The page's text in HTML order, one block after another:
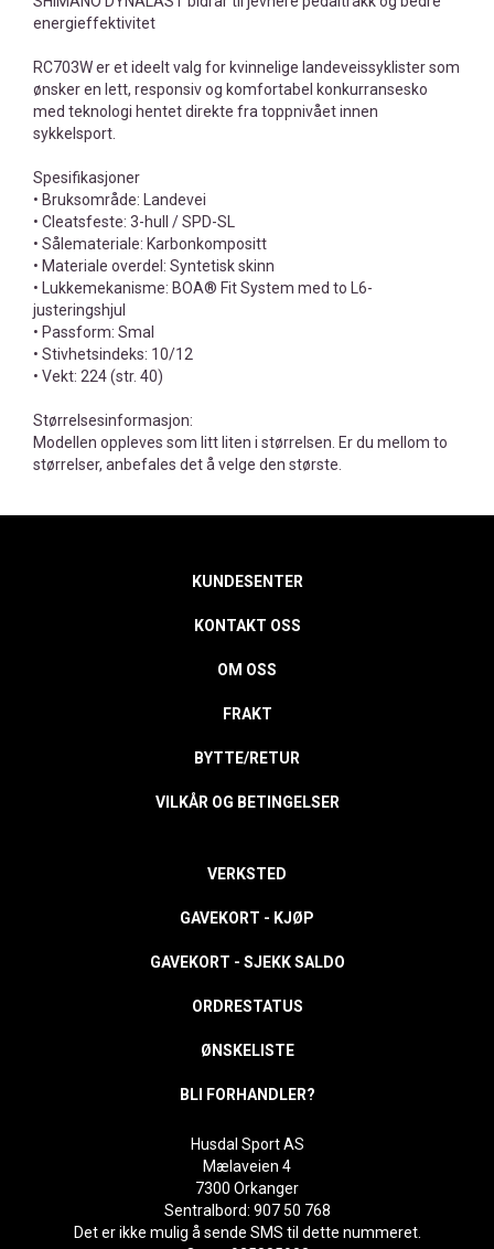
energieffektivitet
RC703W er et ideelt valg for kvinnelige landeveissyklister som
ønsker en lett, responsiv og komfortabel konkurransesko
med teknologi hentet direkte fra toppnivået innen
sykkelsport.
Spesifikasjoner
• Bruksområde: Landevei
• Cleatsfeste: 3-hull / SPD-SL
• Sålemateriale: Karbonkompositt
• Materiale overdel: Syntetisk skinn
• Lukkemekanisme: BOA® Fit System med to L6-
justeringshjul
• Passform: Smal
• Stivhetsindeks: 10/12
• Vekt: 224 (str. 40)
Størrelsesinformasjon:
Modellen oppleves som litt liten i størrelsen. Er du mellom to
størrelser, anbefales det å velge den største.
KUNDESENTER
KONTAKT OSS
OM OSS
FRAKT
BYTTE/RETUR
VILKÅR OG BETINGELSER
VERKSTED
GAVEKORT - KJØP
GAVEKORT - SJEKK SALDO
ORDRESTATUS
ØNSKELISTE
BLI FORHANDLER?
Husdal Sport AS
Mælaveien 4
7300 Orkanger
Sentralbord: 907 50 768
Det er ikke mulig å sende SMS til dette nummeret.